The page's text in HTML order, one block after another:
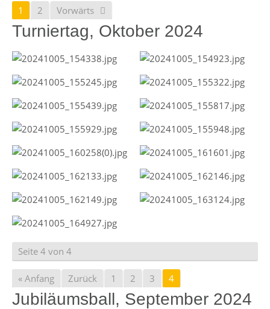
1 2 Vorwärts
Turniertag, Oktober 2024
Seite 4 von 4
« Anfang Zurück 1 2 3 4
Jubiläumsball, September 2024